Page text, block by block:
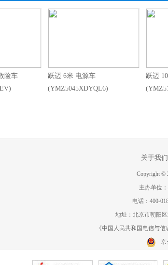
险车
跃迈 6米 电源车
(YMZ5045XDYQL6)
跃迈
关于我们
Copyright ©
主办单位
电话：400-
地址：北京市朝阳
《中国人民共和国电信与
京